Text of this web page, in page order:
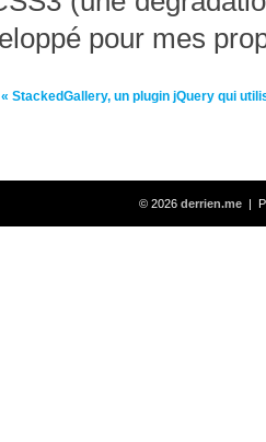
pour mes
StackedGallery, un plugin jQuery qui
© 2026 derrien.me |